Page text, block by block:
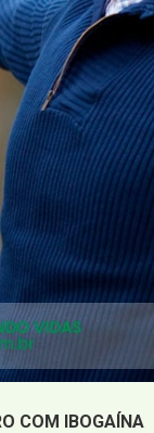
COM IBOGAÍNA